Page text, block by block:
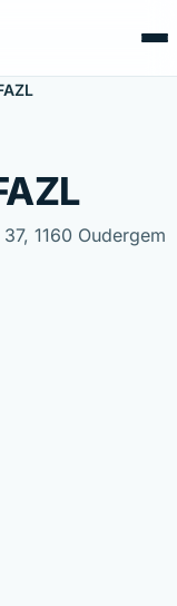
1160 Oudergem